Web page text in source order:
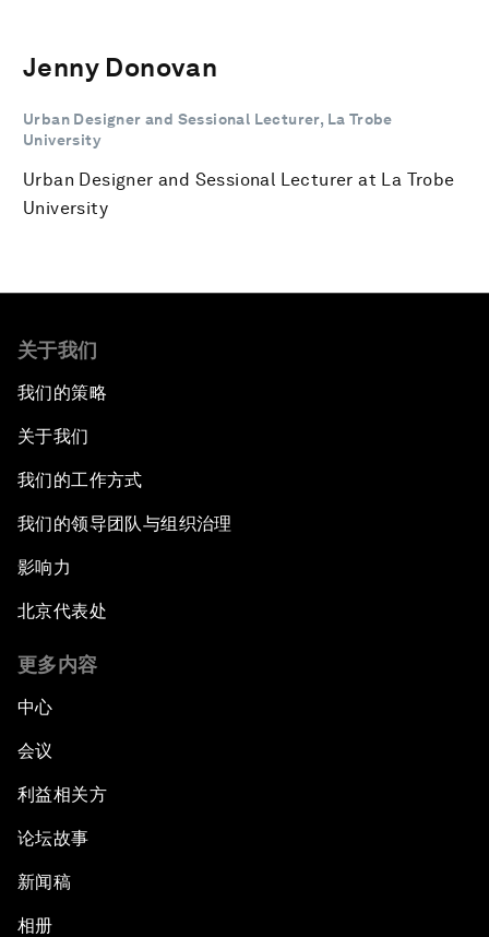
Jenny Donovan
Urban Designer and Sessional Lecturer, La Trobe
University
Urban Designer and Sessional Lecturer at La Trobe
University
关于我们
我们的策略
关于我们
我们的工作方式
我们的领导团队与组织治理
影响力
北京代表处
更多内容
中心
会议
利益相关方
论坛故事
新闻稿
相册